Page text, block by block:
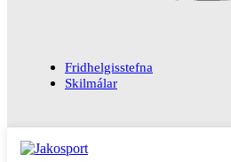
Fridhelgisstefna
Skilmálar